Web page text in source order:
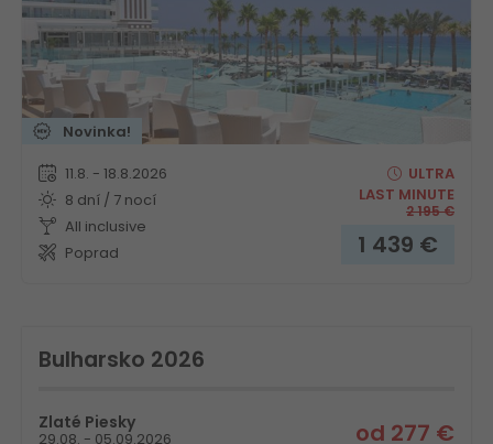
Novinka!
11.8. - 18.8.2026
8 dní / 7 nocí
All inclusive
Poprad
ULTRA
LAST MINUTE
2 195€
1 439 €
Bulharsko 2026
Zlaté Piesky
29.08. - 05.09.2026 od 277 €